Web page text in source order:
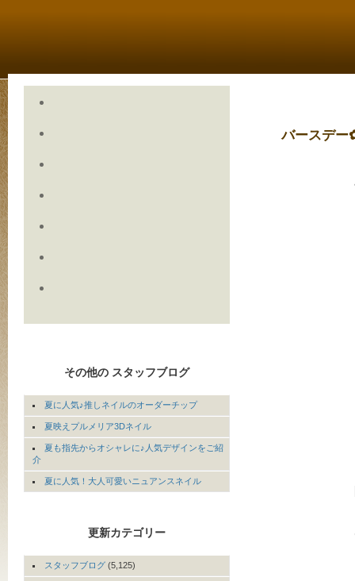
バースデー
その他の スタッフブログ
夏に人気♪推しネイルのオーダーチップ
夏映えプルメリア3Dネイル
夏も指先からオシャレに♪人気デザインをご紹
介
夏に人気！大人可愛いニュアンスネイル
更新カテゴリー
スタッフブログ (5,125)